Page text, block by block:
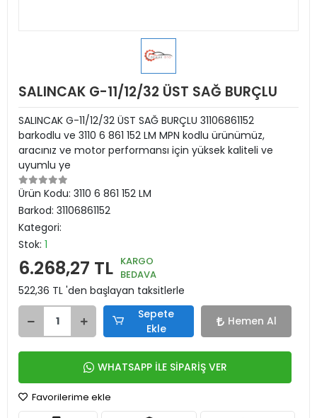
SALINCAK G-11/12/32 ÜST SAĞ BURÇLU
SALINCAK G-11/12/32 ÜST SAĞ BURÇLU 31106861152
barkodlu ve 3110 6 861 152 LM MPN kodlu ürünümüz,
aracınız ve motor performansı için yüksek kaliteli ve
uyumlu ye
Ürün Kodu: 3110 6 861 152 LM
Barkod: 31106861152
Kategori:
Stok: 1
6.268,27 TL KARGO
BEDAVA
522,36 TL 'den başlayan taksitlerle
Sepete
Ekle
Hemen Al
WHATSAPP İLE SİPARİŞ VER
Favorilerime ekle